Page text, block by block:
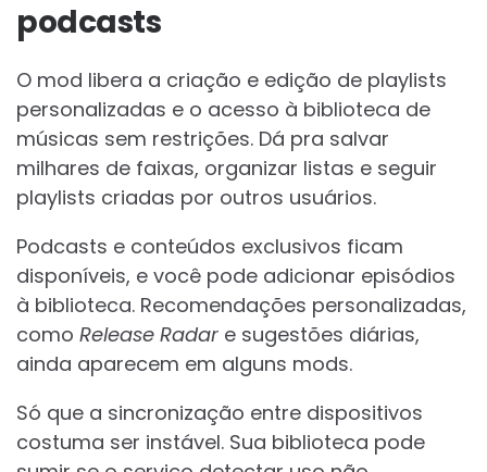
podcasts
O mod libera a criação e edição de playlists
personalizadas e o acesso à biblioteca de
músicas sem restrições. Dá pra salvar
milhares de faixas, organizar listas e seguir
playlists criadas por outros usuários.
Podcasts e conteúdos exclusivos ficam
disponíveis, e você pode adicionar episódios
à biblioteca. Recomendações personalizadas,
como Release Radar e sugestões diárias,
ainda aparecem em alguns mods.
Só que a sincronização entre dispositivos
costuma ser instável. Sua biblioteca pode